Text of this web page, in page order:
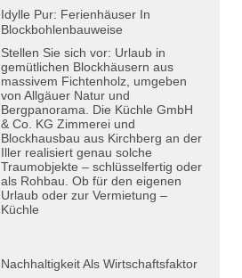
Idylle Pur: Ferienhäuser In
Blockbohlenbauweise
Stellen Sie sich vor: Urlaub in
gemütlichen Blockhäusern aus
massivem Fichtenholz, umgeben
von Allgäuer Natur und
Bergpanorama. Die Küchle GmbH
& Co. KG Zimmerei und
Blockhausbau aus Kirchberg an der
Iller realisiert genau solche
Traumobjekte – schlüsselfertig oder
als Rohbau. Ob für den eigenen
Urlaub oder zur Vermietung –
Küchle
Nachhaltigkeit Als Wirtschaftsfaktor